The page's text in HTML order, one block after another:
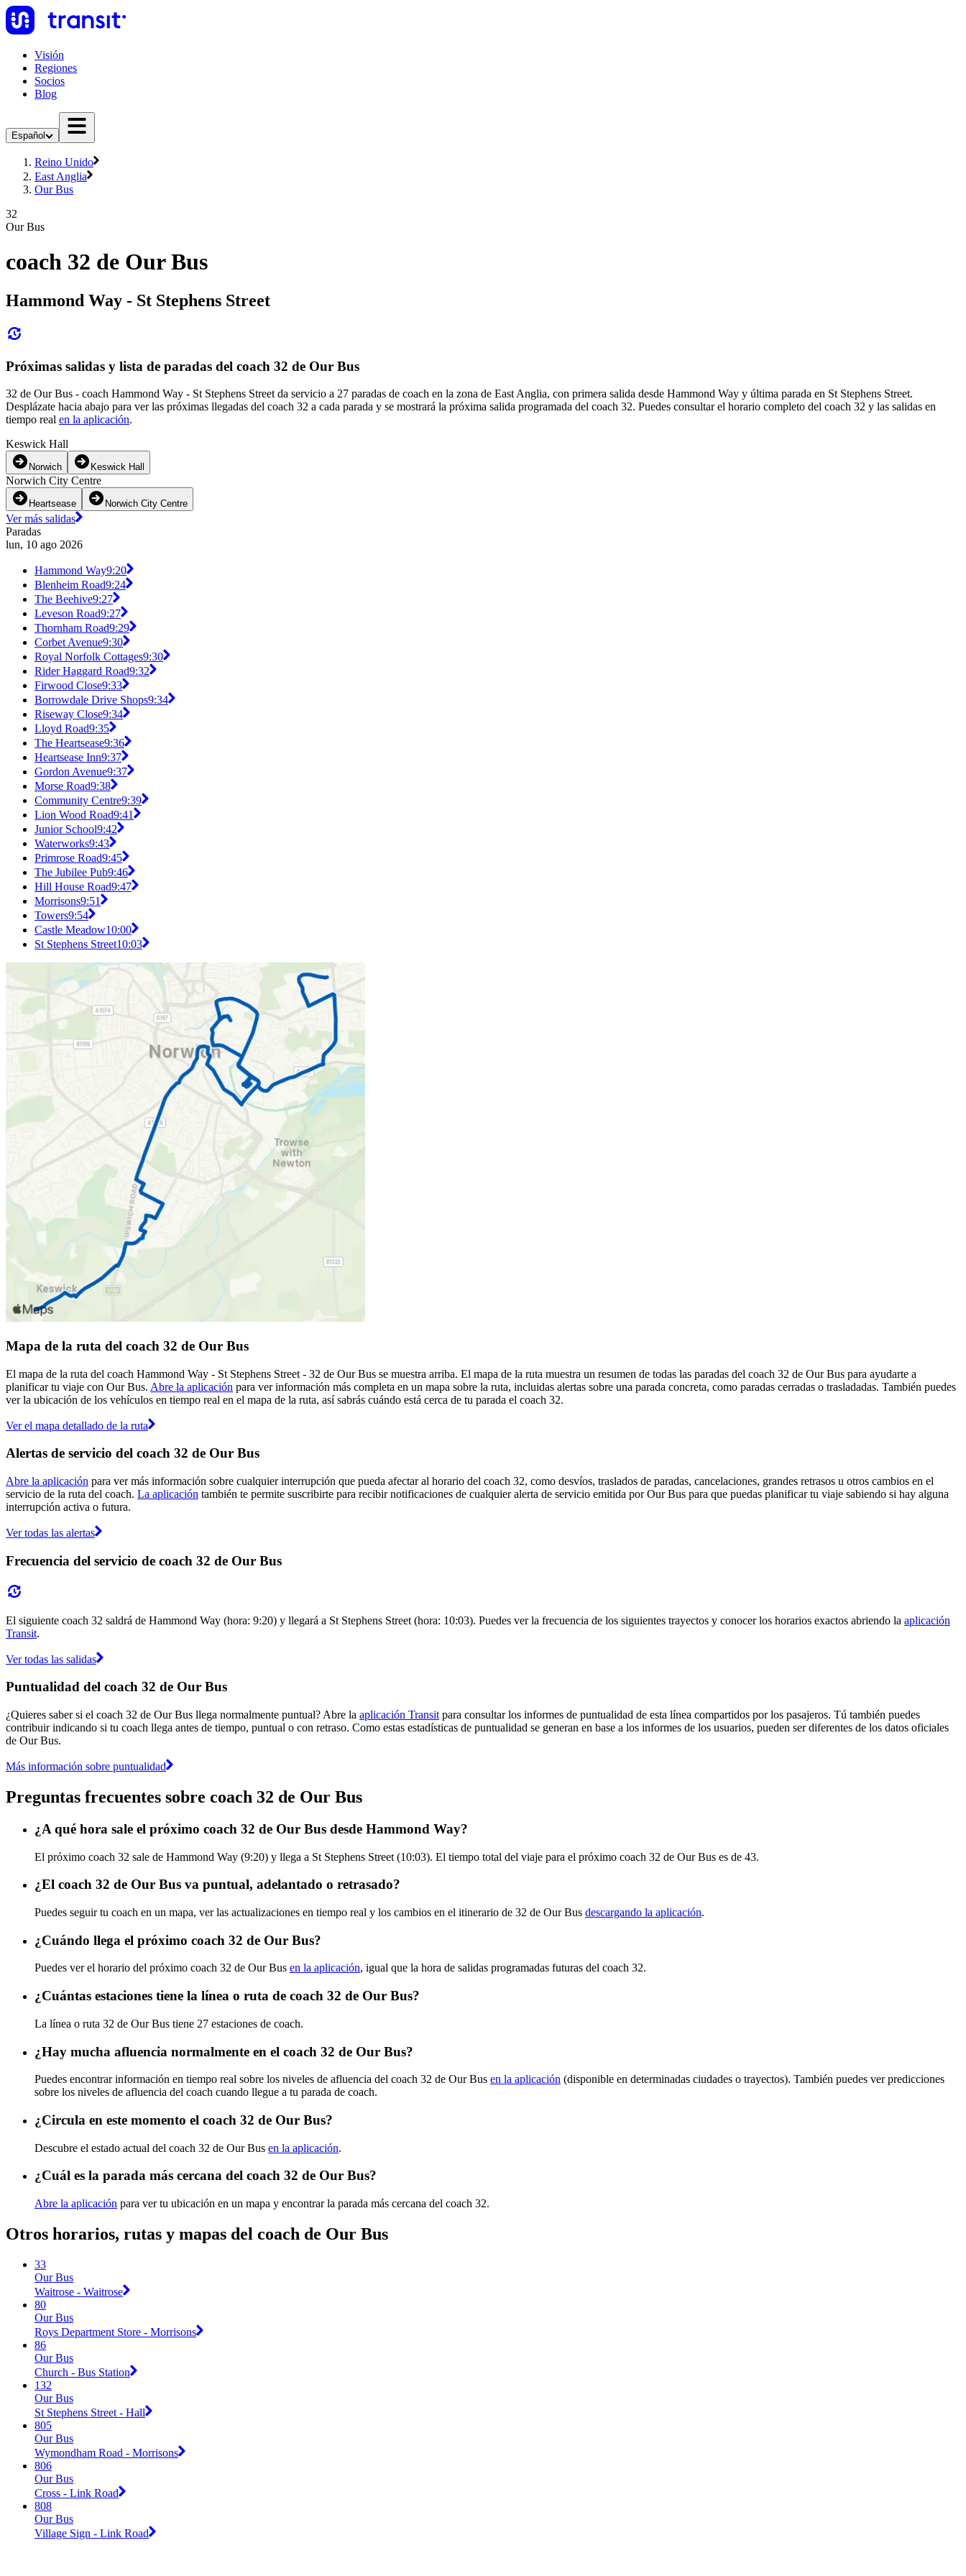
Visión
Regiones
Socios
Blog
Español
Reino Unido
East Anglia
Our Bus
32
Our Bus
coach 32 de Our Bus
Hammond Way - St Stephens Street
Próximas salidas y lista de paradas del coach 32 de Our Bus
32 de Our Bus - coach Hammond Way - St Stephens Street da servicio a 27 paradas de coach en la zona de East Anglia, con primera salida desde Hammond Way y última parada en St Stephens Street.
Desplázate hacia abajo para ver las próximas llegadas del coach 32 a cada parada y se mostrará la próxima salida programada del coach 32. Puedes consultar el horario completo del coach 32 y las salidas en
tiempo real en la aplicación.
Keswick Hall
Norwich Keswick Hall
Norwich City Centre
Heartsease Norwich City Centre
Ver más salidas
Paradas
lun, 10 ago 2026
Hammond Way9:20
Blenheim Road9:24
The Beehive9:27
Leveson Road9:27
Thornham Road9:29
Corbet Avenue9:30
Royal Norfolk Cottages9:30
Rider Haggard Road9:32
Firwood Close9:33
Borrowdale Drive Shops9:34
Riseway Close9:34
Lloyd Road9:35
The Heartsease9:36
Heartsease Inn9:37
Gordon Avenue9:37
Morse Road9:38
Community Centre9:39
Lion Wood Road9:41
Junior School9:42
Waterworks9:43
Primrose Road9:45
The Jubilee Pub9:46
Hill House Road9:47
Morrisons9:51
Towers9:54
Castle Meadow10:00
St Stephens Street10:03
Mapa de la ruta del coach 32 de Our Bus
El mapa de la ruta del coach Hammond Way - St Stephens Street - 32 de Our Bus se muestra arriba. El mapa de la ruta muestra un resumen de todas las paradas del coach 32 de Our Bus para ayudarte a
planificar tu viaje con Our Bus. Abre la aplicación para ver información más completa en un mapa sobre la ruta, incluidas alertas sobre una parada concreta, como paradas cerradas o trasladadas. También puedes
ver la ubicación de los vehículos en tiempo real en el mapa de la ruta, así sabrás cuándo está cerca de tu parada el coach 32.
Ver el mapa detallado de la ruta
Alertas de servicio del coach 32 de Our Bus
Abre la aplicación para ver más información sobre cualquier interrupción que pueda afectar al horario del coach 32, como desvíos, traslados de paradas, cancelaciones, grandes retrasos u otros cambios en el
servicio de la ruta del coach. La aplicación también te permite suscribirte para recibir notificaciones de cualquier alerta de servicio emitida por Our Bus para que puedas planificar tu viaje sabiendo si hay alguna
interrupción activa o futura.
Ver todas las alertas
Frecuencia del servicio de coach 32 de Our Bus
El siguiente coach 32 saldrá de Hammond Way (hora: 9:20) y llegará a St Stephens Street (hora: 10:03). Puedes ver la frecuencia de los siguientes trayectos y conocer los horarios exactos abriendo la aplicación
Transit.
Ver todas las salidas
Puntualidad del coach 32 de Our Bus
¿Quieres saber si el coach 32 de Our Bus llega normalmente puntual? Abre la aplicación Transit para consultar los informes de puntualidad de esta línea compartidos por los pasajeros. Tú también puedes
contribuir indicando si tu coach llega antes de tiempo, puntual o con retraso. Como estas estadísticas de puntualidad se generan en base a los informes de los usuarios, pueden ser diferentes de los datos oficiales
de Our Bus.
Más información sobre puntualidad
Preguntas frecuentes sobre coach 32 de Our Bus
¿A qué hora sale el próximo coach 32 de Our Bus desde Hammond Way?
El próximo coach 32 sale de Hammond Way (9:20) y llega a St Stephens Street (10:03). El tiempo total del viaje para el próximo coach 32 de Our Bus es de 43.
¿El coach 32 de Our Bus va puntual, adelantado o retrasado?
Puedes seguir tu coach en un mapa, ver las actualizaciones en tiempo real y los cambios en el itinerario de 32 de Our Bus descargando la aplicación.
¿Cuándo llega el próximo coach 32 de Our Bus?
Puedes ver el horario del próximo coach 32 de Our Bus en la aplicación, igual que la hora de salidas programadas futuras del coach 32.
¿Cuántas estaciones tiene la línea o ruta de coach 32 de Our Bus?
La línea o ruta 32 de Our Bus tiene 27 estaciones de coach.
¿Hay mucha afluencia normalmente en el coach 32 de Our Bus?
Puedes encontrar información en tiempo real sobre los niveles de afluencia del coach 32 de Our Bus en la aplicación (disponible en determinadas ciudades o trayectos). También puedes ver predicciones
sobre los niveles de afluencia del coach cuando llegue a tu parada de coach.
¿Circula en este momento el coach 32 de Our Bus?
Descubre el estado actual del coach 32 de Our Bus en la aplicación.
¿Cuál es la parada más cercana del coach 32 de Our Bus?
Abre la aplicación para ver tu ubicación en un mapa y encontrar la parada más cercana del coach 32.
Otros horarios, rutas y mapas del coach de Our Bus
33
Our Bus
Waitrose - Waitrose
80
Our Bus
Roys Department Store - Morrisons
86
Our Bus
Church - Bus Station
132
Our Bus
St Stephens Street - Hall
805
Our Bus
Wymondham Road - Morrisons
806
Our Bus
Cross - Link Road
808
Our Bus
Village Sign - Link Road